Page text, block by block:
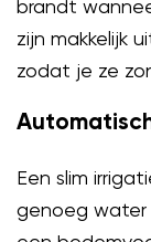
brandt
zijn makkelijk
zodat je ze
Een slim
genoeg water